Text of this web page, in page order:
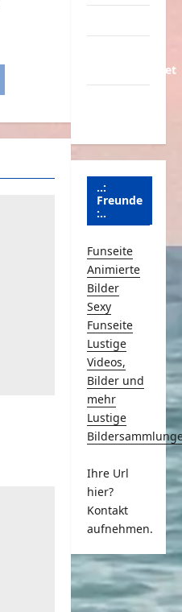
Schmunzeln.net
..:
Freunde
:..
Funseite
Animierte
Bilder
Sexy
Funseite
Lustige
Videos,
Bilder und
mehr
Lustige
Ihre Url
hier?
Kontakt
aufnehmen.